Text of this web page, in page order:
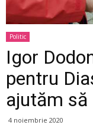
Politic
Igor
pentru
ajutăm să
4 noiembrie 2020